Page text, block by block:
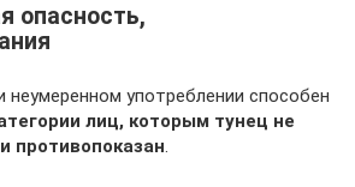
опасность,
употреблении способен
лиц, которым тунец не
противопоказан